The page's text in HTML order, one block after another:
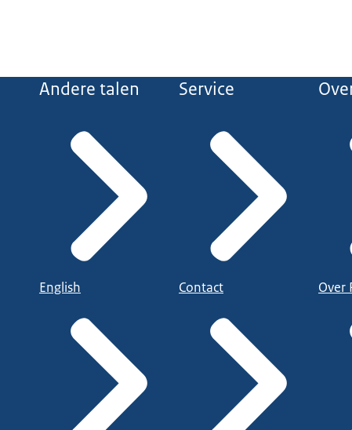
Andere talen
English
Service
Contact Over